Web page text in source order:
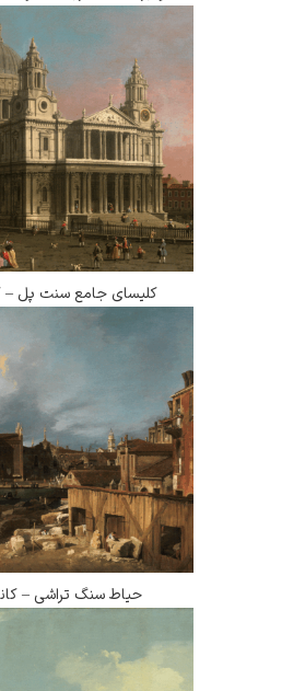
کلیسای جامع سنت پل – کانالتو
حیاط سنگ تراشی – کانالتو